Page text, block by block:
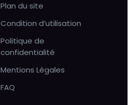
Plan du site
Condition d’utilisation
Politique de
confidentialité
Mentions Légales
FAQ